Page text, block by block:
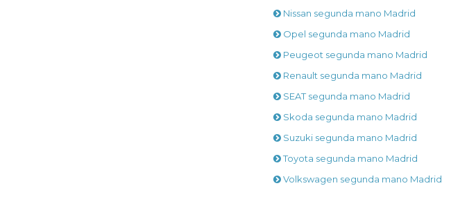
Nissan segunda mano Madrid
Opel segunda mano Madrid
Peugeot segunda mano Madrid
Renault segunda mano Madrid
SEAT segunda mano Madrid
Skoda segunda mano Madrid
Suzuki segunda mano Madrid
Toyota segunda mano Madrid
Volkswagen segunda mano Madrid